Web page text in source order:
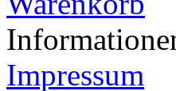
Impressum